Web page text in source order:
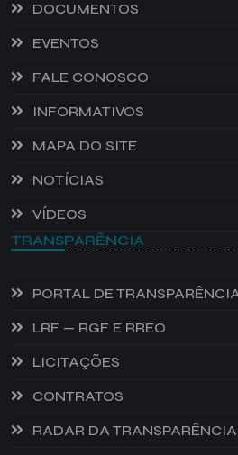
DOCUMENTOS
EVENTOS
FALE CONOSCO
INFORMATIVOS
MAPA DO SITE
NOTÍCIAS
VÍDEOS
TRANSPARÊNCIA
PORTAL DE
LRF — RGF E RREO
LICITAÇÕES
CONTRATOS
RADAR DA TRANSPARÊNCIA